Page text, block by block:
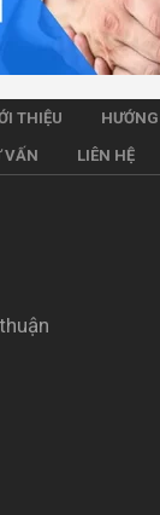
THIỆU
VẤN LIÊN HỆ